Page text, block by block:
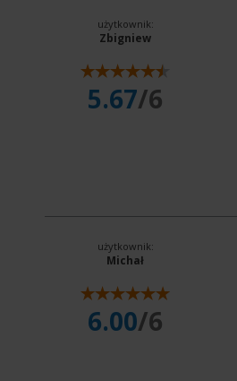
użytkownik:
Zbigniew
5.67/6
użytkownik:
Michał
6.00/6